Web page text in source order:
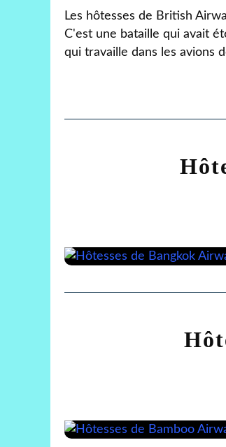
Les hôtesses de British
C'est une bataille qui avait
qui travaille dans les avions